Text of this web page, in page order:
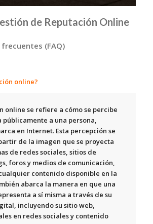
de Reputación Online
(FAQ)
online?
online se refiere a cómo se percibe
públicamente a una persona,
en Internet. Esta percepción se
de la imagen que se proyecta
de redes sociales, sitios de
foros y medios de comunicación,
contenido disponible en la
abarca la manera en que una
a sí misma a través de su
incluyendo su sitio web,
en redes sociales y contenido